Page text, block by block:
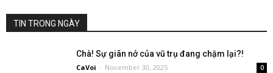
TIN TRONG NGÀY
Chà! Sự giãn nở của vũ trụ đang chậm lại?!
CaVoi - November 30, 2025 0